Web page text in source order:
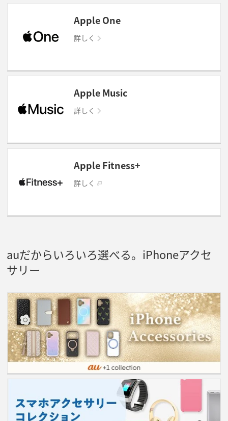
Apple One
詳しく
Apple Music
詳しく
Apple Fitness+
詳しく
auだからいろいろ選べる。iPhoneアクセ
サリー